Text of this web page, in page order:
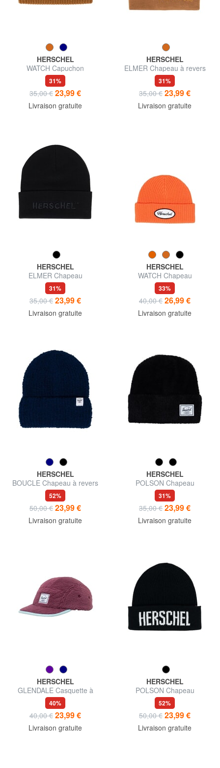
HERSCHEL
WATCH Capuchon
31%
35,00 € 23,99 €
Livraison gratuite
HERSCHEL
ELMER Chapeau à revers
31%
35,00 € 23,99 €
Livraison gratuite
HERSCHEL
ELMER Chapeau
31%
35,00 € 23,99 €
Livraison gratuite
HERSCHEL
WATCH Chapeau
33%
40,00 € 26,99 €
Livraison gratuite
HERSCHEL
BOUCLE Chapeau à revers
52%
50,00 € 23,99 €
Livraison gratuite
HERSCHEL
POLSON Chapeau
31%
35,00 € 23,99 €
Livraison gratuite
HERSCHEL
GLENDALE Casquette à
visière
40%
40,00 € 23,99 €
Livraison gratuite
HERSCHEL
POLSON Chapeau
52%
50,00 € 23,99 €
Livraison gratuite